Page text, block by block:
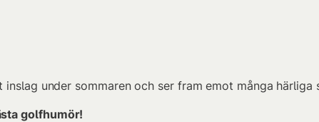
under sommaren och ser fram emot många härliga
golfhumör!